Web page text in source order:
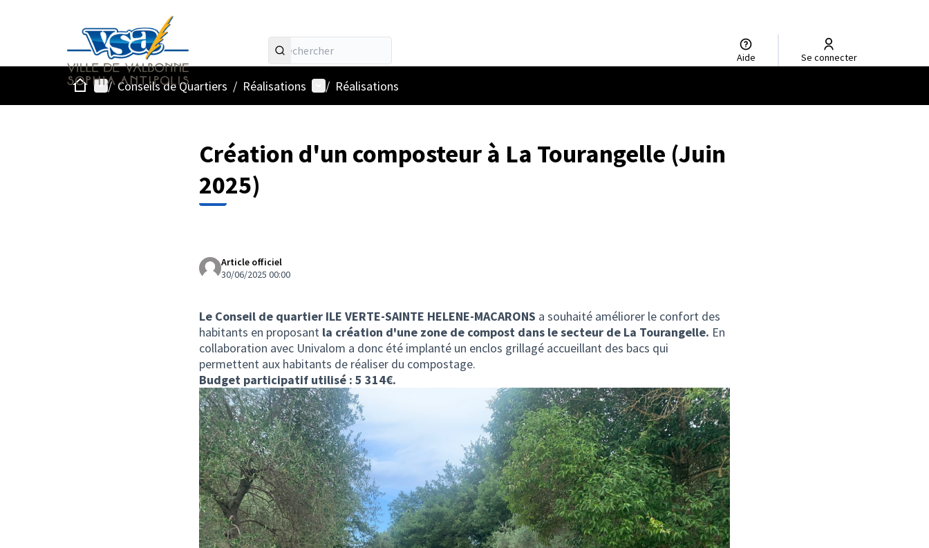
Aide Se connecter
AccueilMenu principal
/ Conseils de Quartiers / Réalisations Menu utilisateur
/ Réalisations
Création d'un composteur à La Tourangelle (Juin
2025)
Article officiel
30/06/2025 00:00
Le Conseil de quartier ILE VERTE-SAINTE HELENE-MACARONS a souhaité améliorer le confort des
habitants en proposant la création d'une zone de compost dans le secteur de La Tourangelle. En
collaboration avec Univalom a donc été implanté un enclos grillagé accueillant des bacs qui
permettent aux habitants de réaliser du compostage.
Budget participatif utilisé : 5 314€.